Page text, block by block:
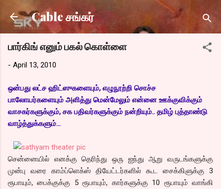
Skip to main content
Cable சங்கர்
பார்கிங் எனும் பகல் கொள்ளை
- April 13, 2010
ஒன்பது லட்ச ஹிட்ஸுகளையும், எழுநூற்றி சொச்ச
பாலோயர்களையும் அளித்து மென்மேலும் என்னை ஊக்குவிக்கும்
வாசகர்களுக்கும், சக பதிவர்களுக்கும் நன்றியும்.. தமிழ் புத்தாண்டு
வாழ்த்துக்களும்...
சென்னையில் எனக்கு தெரிந்து ஒரு ஐந்து ஆறு வருடங்களுக்கு
முன்பு வரை காம்ப்ளெக்ஸ் தியேட்டர்களில் கூட சைக்கிளுக்கு 3
ரூபாயும், பைக்குக்கு 5 ரூபாயும், கார்களுக்கு 10 ரூபாயும் வாங்கி